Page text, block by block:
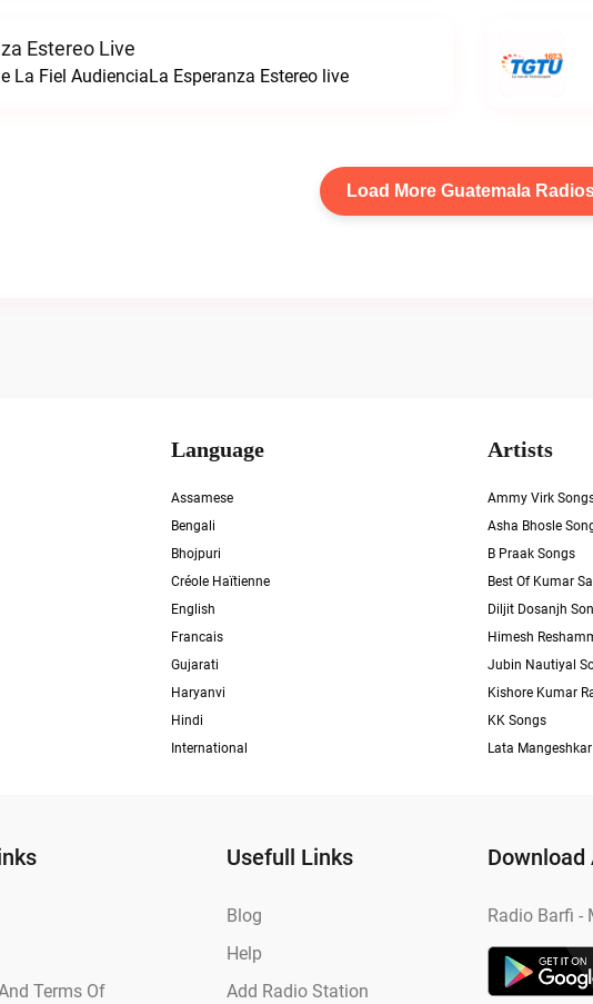
Estereo Live
La Fiel AudienciaLa Esperanza Estereo live
Load More Guatemala
Language
Assamese
Bengali
Bhojpuri
Créole Haïtienne
English
Francais
Gujarati
Haryanvi
Hindi
International
Artists
Ammy Virk
Asha Bhosle
B Praak Songs
Best Of Kumar
Diljit Dosanjh
Himesh
Jubin Nautiyal
Kishore Kumar
KK Songs
Lata
Terms Of
Usefull Links
Blog
Help
Add Radio Station
Download
Radio Barfi -